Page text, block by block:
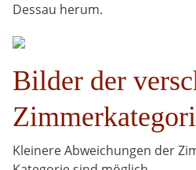
Dessau herum.
Bilder der
Kleinere Abweichungen der